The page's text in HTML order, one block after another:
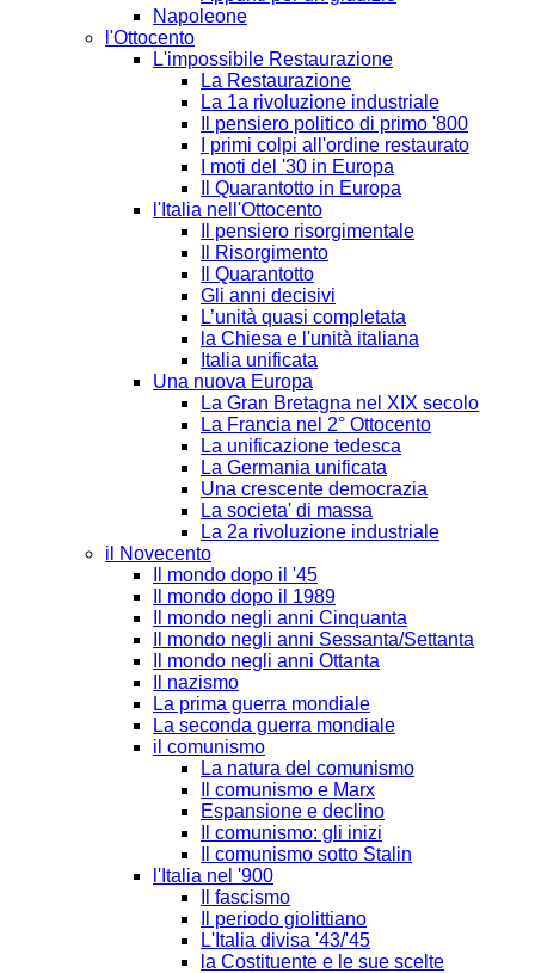
Napoleone
l'Ottocento
L'impossibile Restaurazione
La Restaurazione
La 1a rivoluzione industriale
Il pensiero politico di primo '800
I primi colpi all'ordine restaurato
I moti del '30 in Europa
Il Quarantotto in Europa
l'Italia nell'Ottocento
Il pensiero risorgimentale
Il Risorgimento
Il Quarantotto
Gli anni decisivi
L’unità quasi completata
la Chiesa e l'unità italiana
Italia unificata
Una nuova Europa
La Gran Bretagna nel XIX secolo
La Francia nel 2° Ottocento
La unificazione tedesca
La Germania unificata
Una crescente democrazia
La societa' di massa
La 2a rivoluzione industriale
il Novecento
Il mondo dopo il '45
Il mondo dopo il 1989
Il mondo negli anni Cinquanta
Il mondo negli anni Sessanta/Settanta
Il mondo negli anni Ottanta
Il nazismo
La prima guerra mondiale
La seconda guerra mondiale
il comunismo
La natura del comunismo
Il comunismo e Marx
Espansione e declino
Il comunismo: gli inizi
Il comunismo sotto Stalin
l'Italia nel '900
Il fascismo
Il periodo giolittiano
L'Italia divisa '43/'45
la Costituente e le sue scelte